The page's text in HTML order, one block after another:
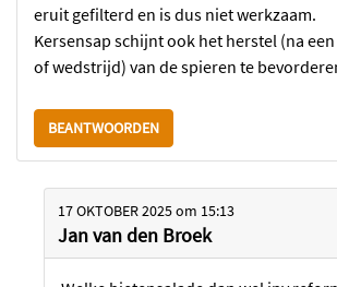
eruit gefilterd en is dus niet werkzaam.
Kersensap schijnt ook het herstel (na
of wedstrijd) van de spieren te
BEANTWOORDEN
17 OKTOBER 2025om 15:13
Jan van den Broek